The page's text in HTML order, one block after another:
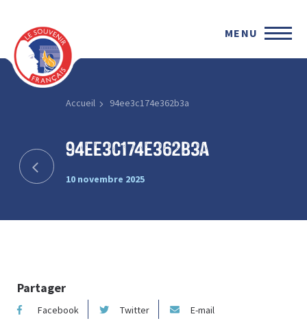
MENU
Accueil 94ee3c174e362b3a
94ee3c174e362b3a
10 novembre 2025
Partager
Facebook Twitter E-mail